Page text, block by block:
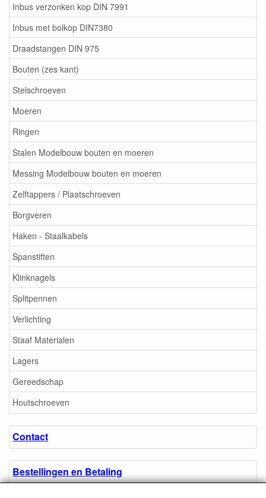
Inbus verzonken kop DIN 7991
Inbus met bolkop DIN7380
Draadstangen DIN 975
Bouten (zes kant)
Stelschroeven
Moeren
Ringen
Stalen Modelbouw bouten en moeren
Messing Modelbouw bouten en moeren
Zelftappers / Plaatschroeven
Borgveren
Haken - Staalkabels
Spanstiften
Klinknagels
Splitpennen
Verlichting
Staaf Materialen
Lagers
Gereedschap
Houtschroeven
Contact
Bestellingen en Betaling